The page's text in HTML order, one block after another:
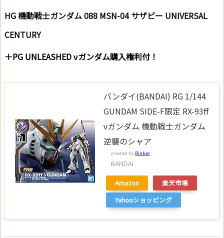
HG 機動戦士ガンダム 088 MSN-04 サザビー UNIVERSAL
CENTURY
＋PG UNLEASHED νガンダム購入権利付！
バンダイ(BANDAI) RG 1/144
GUNDAM SIDE-F限定 RX-93ff
νガンダム 機動戦士ガンダム
逆襲のシャア
created by Rinker
BANDAI
Amazon
楽天市場
Yahooショッピング